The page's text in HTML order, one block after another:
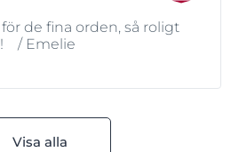
de fina orden, så roligt
/ Emelie
Visa alla